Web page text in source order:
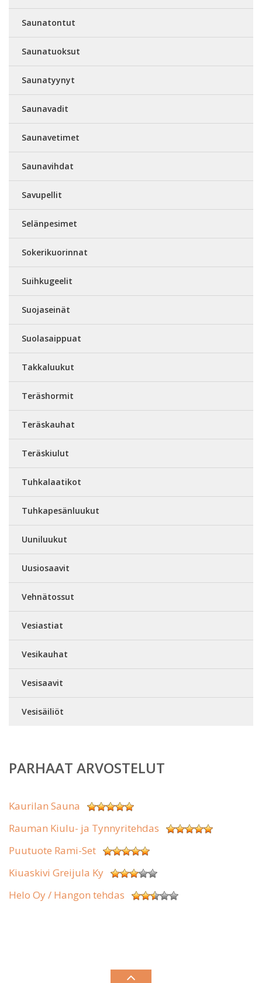
Saunatontut
Saunatuoksut
Saunatyynyt
Saunavadit
Saunavetimet
Saunavihdat
Savupellit
Selänpesimet
Sokerikuorinnat
Suihkugeelit
Suojaseinät
Suolasaippuat
Takkaluukut
Teräshormit
Teräskauhat
Teräskiulut
Tuhkalaatikot
Tuhkapesänluukut
Uuniluukut
Uusiosaavit
Vehnätossut
Vesiastiat
Vesikauhat
Vesisaavit
Vesisäiliöt
PARHAAT ARVOSTELUT
Kaurilan Sauna
Rauman Kiulu- ja Tynnyritehdas
Puutuote Rami-Set
Kiuaskivi Greijula Ky
Helo Oy / Hangon tehdas